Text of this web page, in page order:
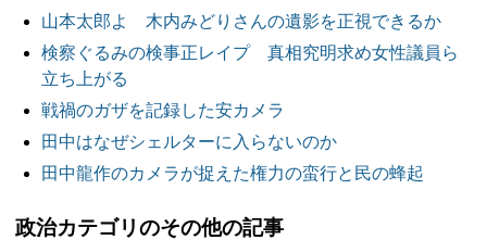
山本太郎よ 木内みどりさんの遺影を正視できるか
検察ぐるみの検事正レイプ 真相究明求め女性議員ら
立ち上がる
戦禍のガザを記録した安カメラ
田中はなぜシェルターに入らないのか
田中龍作のカメラが捉えた権力の蛮行と民の蜂起
政治カテゴリのその他の記事